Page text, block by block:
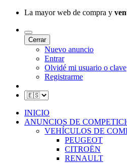
La mayor web de compra y
Cerrar
Nuevo anuncio
Entrar
Olvidé mi usuario o clave
Registrarme
INICIO
ANUNCIOS DE
VEHÍCULOS DE
PEUGEOT
CITROËN
RENAULT